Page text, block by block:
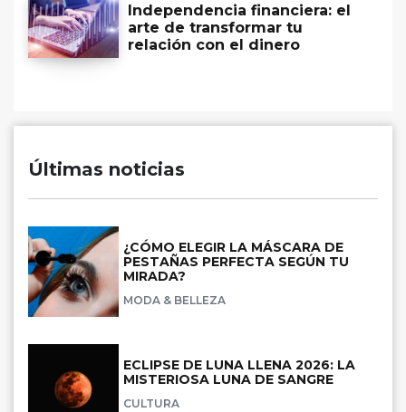
Independencia financiera: el
arte de transformar tu
relación con el dinero
Últimas noticias
¿CÓMO ELEGIR LA MÁSCARA DE
PESTAÑAS PERFECTA SEGÚN TU
MIRADA?
MODA & BELLEZA
ECLIPSE DE LUNA LLENA 2026: LA
MISTERIOSA LUNA DE SANGRE
CULTURA